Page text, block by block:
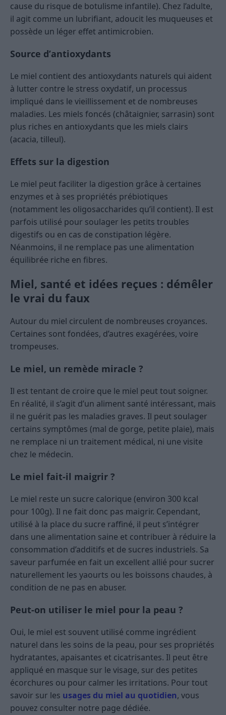
cause du risque de botulisme infantile). Chez l’adulte,
il agit comme un lubrifiant, adoucit les muqueuses et
possède un léger effet antimicrobien.
Source d’antioxydants
Le miel contient des antioxydants naturels qui aident
à lutter contre le stress oxydatif, un processus
impliqué dans le vieillissement et de nombreuses
maladies. Les miels foncés (châtaignier, sarrasin) sont
plus riches en antioxydants que les miels clairs
(acacia, tilleul).
Effets sur la digestion
Le miel peut faciliter la digestion grâce à certaines
enzymes et à ses propriétés prébiotiques
(notamment les oligosaccharides qu’il contient). Il est
parfois utilisé pour soulager les petits troubles
digestifs ou en cas de constipation légère.
Néanmoins, il ne remplace pas une alimentation
équilibrée riche en fibres.
Miel, santé et idées reçues : démêler
le vrai du faux
Autour du miel circulent de nombreuses croyances.
Certaines sont fondées, d’autres exagérées, voire
trompeuses.
Le miel, un remède miracle ?
Il est tentant de croire que le miel peut tout soigner.
En réalité, il s’agit d’un aliment santé intéressant, mais
il ne guérit pas les maladies graves. Il peut soulager
certains symptômes (mal de gorge, petite plaie), mais
ne remplace ni un traitement médical, ni une visite
chez le médecin.
Le miel fait-il maigrir ?
Le miel reste un sucre calorique (environ 300 kcal
pour 100g). Il ne fait donc pas maigrir. Cependant,
utilisé à la place du sucre raffiné, il peut s’intégrer
dans une alimentation saine et contribuer à réduire la
consommation d’additifs et de sucres industriels. Sa
saveur parfumée en fait un excellent allié pour sucrer
naturellement les yaourts ou les boissons chaudes, à
condition de ne pas en abuser.
Peut-on utiliser le miel pour la peau ?
Oui, le miel est souvent utilisé comme ingrédient
naturel dans les soins de la peau, pour ses propriétés
hydratantes, apaisantes et cicatrisantes. Il peut être
appliqué en masque sur le visage, sur des petites
écorchures ou pour calmer les irritations. Pour tout
savoir sur les usages du miel au quotidien, vous
pouvez consulter notre page dédiée.